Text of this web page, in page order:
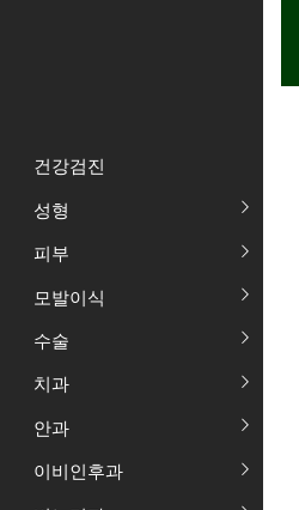
건강검진
성형
피부
모발이식
수술
치과
안과
이비인후과